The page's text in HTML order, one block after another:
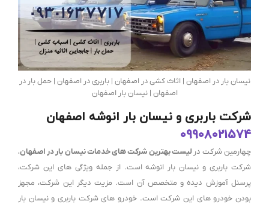
نیسان بار در اصفهان | اثاث کشی در اصفهان | باربری در اصفهان | حمل بار در
اصفهان | نیسان بار اصفهان
شرکت باربری و نیسان بار انوشه اصفهان
09908021574
چهارمین شرکت در لیست بهترین شرکت های خدمات نیسان بار در اصفهان،
شرکت باربری و نیسان بار انوشه است. از جمله ویژگی های این شرکت،
پرسنل آموزش دیده و متخصص آن است. مزیت دیگر این شرکت، مجهز
بودن خودرو های این شرکت است. خودرو های شرکت باربری و نیسان بار